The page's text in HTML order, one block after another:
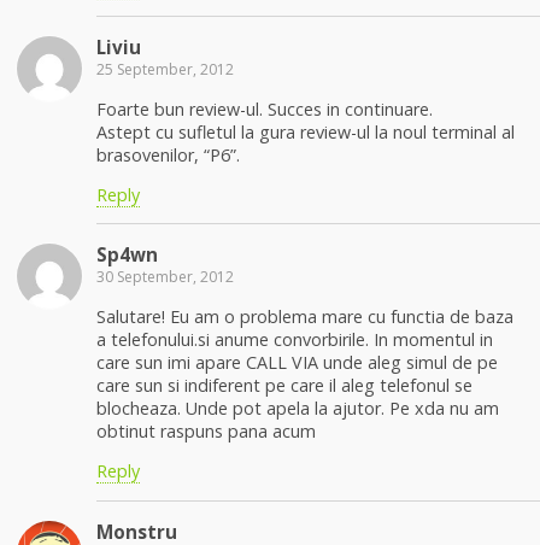
Liviu
25 September, 2012
Foarte bun review-ul. Succes in continuare.
Astept cu sufletul la gura review-ul la noul terminal al
brasovenilor, “P6”.
Reply
Sp4wn
30 September, 2012
Salutare! Eu am o problema mare cu functia de baza
a telefonului.si anume convorbirile. In momentul in
care sun imi apare CALL VIA unde aleg simul de pe
care sun si indiferent pe care il aleg telefonul se
blocheaza. Unde pot apela la ajutor. Pe xda nu am
obtinut raspuns pana acum
Reply
Monstru